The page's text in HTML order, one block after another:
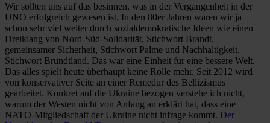
Wir sollten uns auf das besinnen, was in der Vergangenheit in der
UNO erfolgreich gewesen ist. In den 80er Jahren waren wir ja
schon sehr viel weiter durch sozialdemokratische Ideen wie einen
Dreiklang von Nord-Süd-Solidarität, Stichwort Brandt,
gemeinsamer Sicherheit, Stichwort Palme und Nachhaltigkeit,
Stichwort Brundtland. Das war eine Einheit für eine bessere Welt.
Das alles spielt heute überhaupt keine Rolle mehr. Seit 2012 wird
von konservativer Seite an einer Remedur des Bellizismus
gearbeitet. Konkret auf die Ukraine bezogen verstehe ich nicht,
warum der Westen nicht von Anfang an erklärt hat, dass eine
NATO-Mitgliedschaft der Ukraine nicht infrage kommt. Der